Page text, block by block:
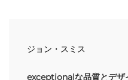
ジョン・スミス
exceptionalな品質とデザ